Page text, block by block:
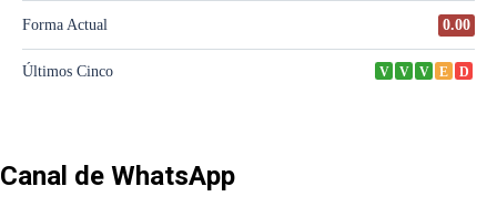
Canal de WhatsApp